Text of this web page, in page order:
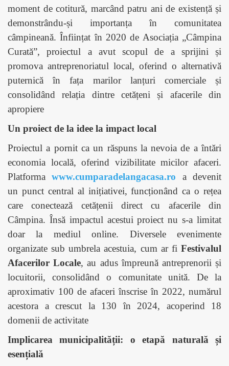
moment de cotitură, marcând patru ani de existență și
demonstrându-și importanța în comunitatea
câmpineană. Înființat în 2020 de Asociația „Câmpina
Curată”, proiectul a avut scopul de a sprijini și
promova antreprenoriatul local, oferind o alternativă
puternică în fața marilor lanțuri comerciale și
consolidând relația dintre cetățeni și afacerile din
apropiere​
Un proiect de la idee la impact local
Proiectul a pornit ca un răspuns la nevoia de a întări
economia locală, oferind vizibilitate micilor afaceri.
Platformawww.cumparadelangacasa.ro a devenit
un punct central al inițiativei, funcționând ca o rețea
care conectează cetățenii direct cu afacerile din
Câmpina. Însă impactul acestui proiect nu s-a limitat
doar la mediul online. Diversele evenimente
organizate sub umbrela acestuia, cum ar fi Festivalul
Afacerilor Locale, au adus împreună antreprenorii și
locuitorii, consolidând o comunitate unită. De la
aproximativ 100 de afaceri înscrise în 2022, numărul
acestora a crescut la 130 în 2024, acoperind 18
domenii de activitate
Implicarea municipalității: o etapă naturală și
esențială